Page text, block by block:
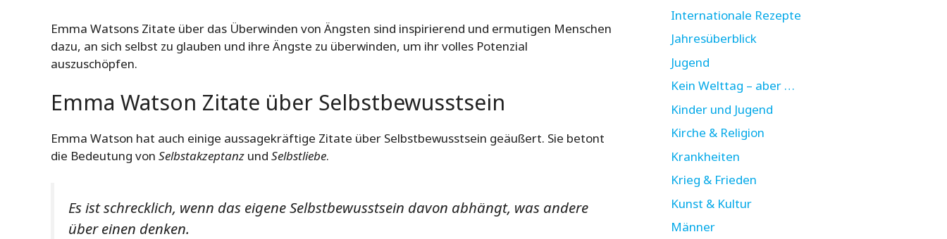
Emma Watsons Zitate über das Überwinden von Ängsten sind inspirierend und ermutigen Menschen
dazu, an sich selbst zu glauben und ihre Ängste zu überwinden, um ihr volles Potenzial
auszuschöpfen.
Emma Watson Zitate über Selbstbewusstsein
Emma Watson hat auch einige aussagekräftige Zitate über Selbstbewusstsein geäußert. Sie betont
die Bedeutung von Selbstakzeptanz und Selbstliebe.
Es ist schrecklich, wenn das eigene Selbstbewusstsein davon abhängt, was andere
über einen denken.
Internationale Rezepte
Jahresüberblick
Jugend
Kein Welttag – aber …
Kinder und Jugend
Kirche & Religion
Krankheiten
Krieg & Frieden
Kunst & Kultur
Männer